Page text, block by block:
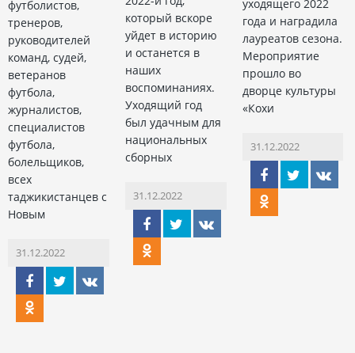
футболистов,
тренеров,
руководителей
команд, судей,
ветеранов
футбола,
журналистов,
специалистов
футбола,
болельщиков,
всех
таджикистанцев с
Новым
31.12.2022
который вскоре
уйдет в историю
и останется в
наших
воспоминаниях.
Уходящий год
был удачным для
национальных
сборных
31.12.2022
уходящего 2022
года и наградила
лауреатов сезона.
Мероприятие
прошло во
дворце культуры
«Кохи
31.12.2022